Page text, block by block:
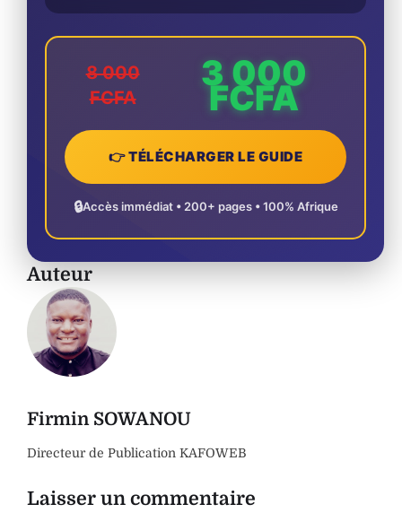
8 000
FCFA
3 000
FCFA
👉 TÉLÉCHARGER LE GUIDE
🔒Accès immédiat • 200+ pages • 100% Afrique
Auteur
Firmin SOWANOU
Directeur de Publication KAFOWEB
Laisser un commentaire